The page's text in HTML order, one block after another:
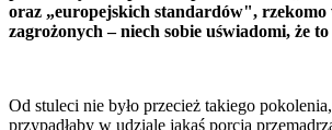
oraz „europejskich standardów", rzekomo
zagrożonych – niech sobie uświadomi, że
Od stuleci nie było przecież takiego
przypadłaby w udziale jakaś porcja